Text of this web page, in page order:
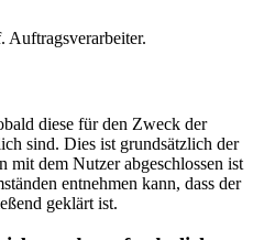
Auftragsverarbeiter.
diese für den Zweck der
sind. Dies ist grundsätzlich der
dem Nutzer abgeschlossen ist
entnehmen kann, dass der
geklärt ist.